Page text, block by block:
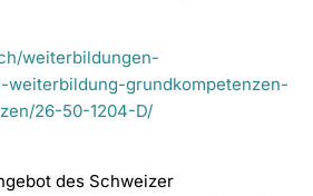
weiterbildungen-
weiterbildung-grundkompetenzen-
26-50-1204-D/
des Schweizer